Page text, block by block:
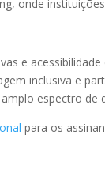
onde
e acessibilidade
inclusiva e
espectro de
para os